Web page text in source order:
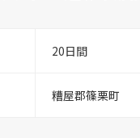
20日間
糟屋郡篠栗町